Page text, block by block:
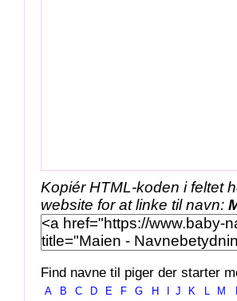
Kopiér HTML-koden i feltet
website for at linke til navn:
Find navne til piger der starter
A B C D E F G H J K L M